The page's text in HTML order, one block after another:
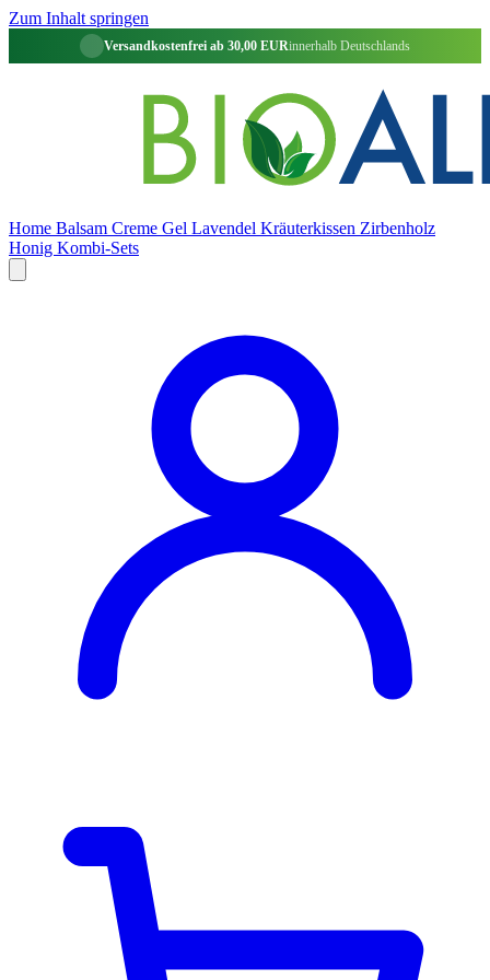
Zum Inhalt springen
Versandkostenfrei ab 30,00 EURinnerhalb Deutschlands
Home Balsam Creme Gel Lavendel Kräuterkissen Zirbenholz
Honig Kombi-Sets